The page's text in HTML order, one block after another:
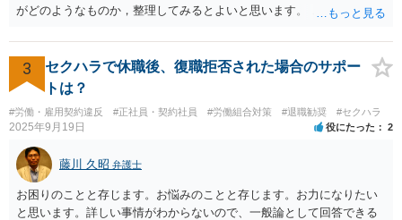
がどのようなものか，整理してみるとよいと思います。 これにより，
事務所を比較した上で，弁護士と面談をする際，そのような案件に対
応してもらえるのかが重要だと思います。 ただ，組合員の相談内容に
ついて，分野を絞っているのか，それともどのような分野でもよいと
いうことで法律相談を依頼しているかの観点も重要です。 組合員とす
れば，相談だけではなく，できれば受任まで考えている場合も多いと
思います。 そうすると，労働組合としての相談だけではなく，基本的
に全ての分野を対象にして考える必要もあるかもしれません。 そうで
ないと，相談内容によって，対応が変わってしまうこともあると思い
ます。 組合員の相談についても，基本的に受任まで考えてもらえるこ
とができるのかも検討要素の一つかもしれません。
3
セクハラで休職後、復職拒否された場合のサポー
トは？
#労働・雇用契約違反 #正社員・契約社員 #労働組合対策 #退職勧奨 #セクハラ
2025年9月19日 役にたった 2
藤川 久昭 弁護士
お困りのことと存じます。お悩みのことと存じます。お力になりたい
と思います。詳しい事情がわからないので、一般論として回答できる